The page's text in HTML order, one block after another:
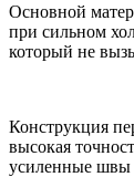
Основной
при сильном
который не
Конструкция
высокая
усиленные швы